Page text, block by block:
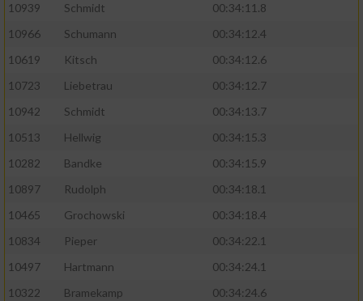
10939
Schmidt
00:34:11.8
10966
Schumann
00:34:12.4
10619
Kitsch
00:34:12.6
10723
Liebetrau
00:34:12.7
10942
Schmidt
00:34:13.7
10513
Hellwig
00:34:15.3
10282
Bandke
00:34:15.9
10897
Rudolph
00:34:18.1
10465
Grochowski
00:34:18.4
10834
Pieper
00:34:22.1
10497
Hartmann
00:34:24.1
10322
Bramekamp
00:34:24.6